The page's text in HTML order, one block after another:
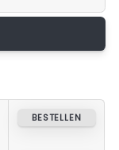
BESTELLEN